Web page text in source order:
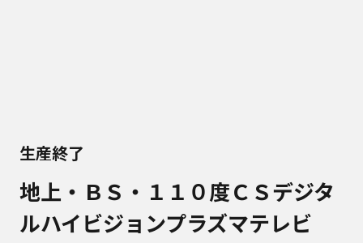
生産終了
地上・ＢＳ・１１０度ＣＳデジタ
ルハイビジョンプラズマテレビ